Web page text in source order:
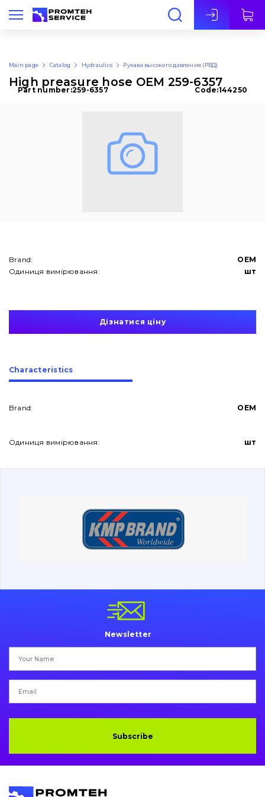
Eng
About Us
Contacts
Vacancies
Filters and lubricants
Bucket and adapters shrouds
Pins and bushings
Hydraulics
написати
Main page Catalog Hydraulics Рукава высокого давления (РВД)
High preasure hose OEM 259-6357
Part number:259-6357 Code:144250
Brand:
OEM
Одиниця вимірювання:
шт
Дізнатися ціну
Сharacteristics
Brand: OEM
Одиниця вимірювання: шт
Newsletter
Subscribe